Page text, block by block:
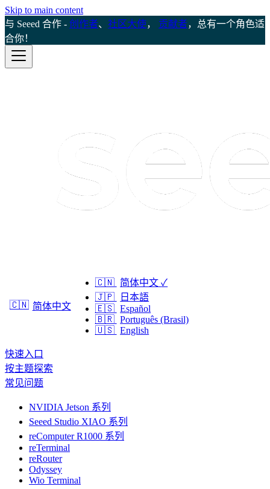
Skip to main content
与 Seeed 合作 - 创作者、 社区大使， 贡献者，总有一个角色适
合你！
🇨🇳 简体中文
🇨🇳 简体中文 ✓
🇯🇵
日本語
🇪🇸 Español
🇧🇷 Português (Brasil)
🇺🇸 English
快速入口
按主题探索
常见问题
NVIDIA Jetson 系列
Seeed Studio XIAO 系列
reComputer R1000 系列
reTerminal
reRouter
Odyssey
Wio Terminal